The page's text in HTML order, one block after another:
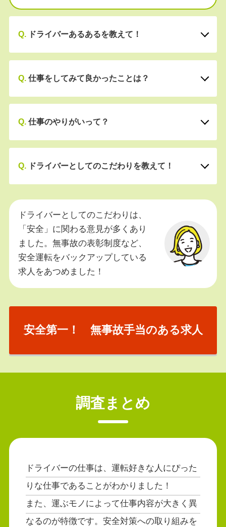
Q. ドライバーあるあるを教えて！
Q. 仕事をしてみて良かったことは？
Q. 仕事のやりがいって？
Q. ドライバーとしてのこだわりを教えて！
ドライバーとしてのこだわりは、
「安全」に関わる意見が多くあり
ました。無事故の表彰制度など、
安全運転をバックアップしている
求人をあつめました！
安全第一！ 無事故手当のある求人
調査まとめ
ドライバーの仕事は、運転好きな人にぴった
りな仕事であることがわかりました！
また、運ぶモノによって仕事内容が大きく異
なるのが特徴です。安全対策への取り組みを